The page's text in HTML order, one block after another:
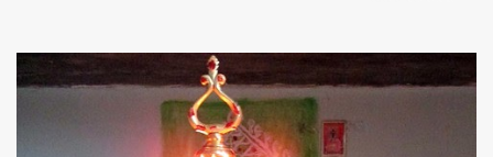
8.பிறர்வயமாகா பெரியோய் போற்றி 9.பேரின்பப் பெருக்காய் பொலிந்தாய்
போற்றி 10.பேரருட்கடலாம் பேரரு...